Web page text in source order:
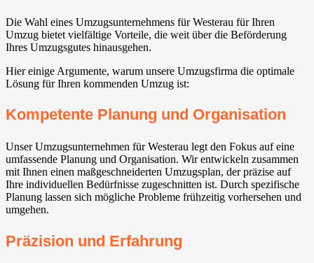
Die Wahl eines Umzugsunternehmens für Westerau für Ihren
Umzug bietet vielfältige Vorteile, die weit über die Beförderung
Ihres Umzugsgutes hinausgehen.
Hier einige Argumente, warum unsere Umzugsfirma die optimale
Lösung für Ihren kommenden Umzug ist:
Kompetente Planung und Organisation
Unser Umzugsunternehmen für Westerau legt den Fokus auf eine
umfassende Planung und Organisation. Wir entwickeln zusammen
mit Ihnen einen maßgeschneiderten Umzugsplan, der präzise auf
Ihre individuellen Bedürfnisse zugeschnitten ist. Durch spezifische
Planung lassen sich mögliche Probleme frühzeitig vorhersehen und
umgehen.
Präzision und Erfahrung